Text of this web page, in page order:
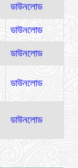
ডাউনলোড
ডাউনলোড
ডাউনলোড
ডাউনলোড
ডাউনলোড